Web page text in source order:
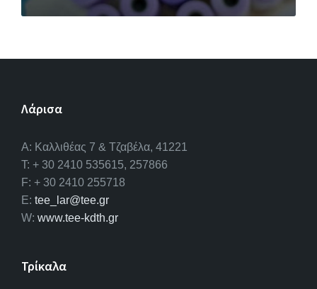
Λάρισα
A: Καλλιθέας 7 & Τζαβέλα, 41221
T: + 30 2410 535615, 257866
F: + 30 2410 255718
E: tee_lar@tee.gr
W: www.tee-kdth.gr
Τρίκαλα